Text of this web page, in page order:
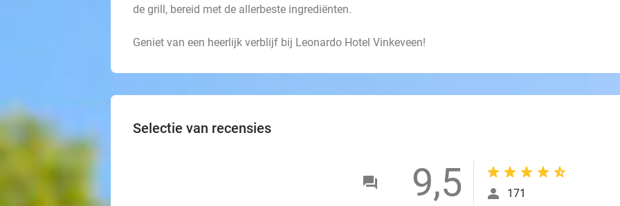
de grill, bereid met de allerbeste ingrediënten.
Geniet van een heerlijk verblijf bij Leonardo Hotel Vinkeveen!
Selectie van recensies
9,5 171